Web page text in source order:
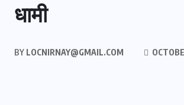
धामी
BY LOCNIRNAY@GMAIL.COM